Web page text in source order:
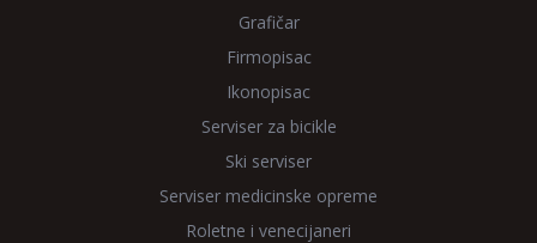
Grafičar
Firmopisac
Ikonopisac
Serviser za bicikle
Ski serviser
Serviser medicinske opreme
Roletne i venecijaneri